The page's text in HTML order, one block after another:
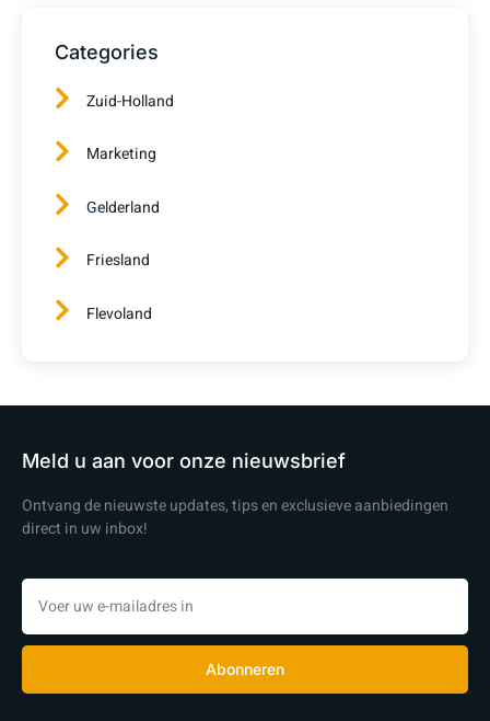
Categories
Zuid-Holland
Marketing
Gelderland
Friesland
Flevoland
Meld u aan voor onze nieuwsbrief
Ontvang de nieuwste updates, tips en exclusieve aanbiedingen
direct in uw inbox!
Abonneren